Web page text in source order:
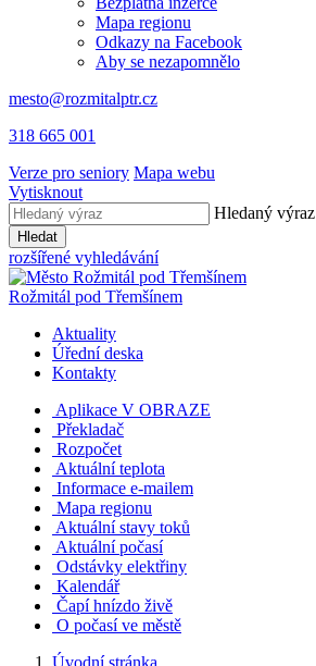
Mapa regionu
Odkazy na Facebook
Aby se nezapomnělo
mesto@rozmitalptr.cz
318 665 001
Verze pro seniory Mapa webu
Vytisknout
Hledaný výraz
Hledat
rozšířené vyhledávání
Rožmitál pod Třemšínem
Aktuality
Úřední deska
Kontakty
Aplikace V OBRAZE
Překladač
Rozpočet
Aktuální teplota
Informace e-mailem
Mapa regionu
Aktuální stavy toků
Aktuální počasí
Odstávky elektřiny
Kalendář
Čapí hnízdo živě
O počasí ve městě
Úvodní stránka